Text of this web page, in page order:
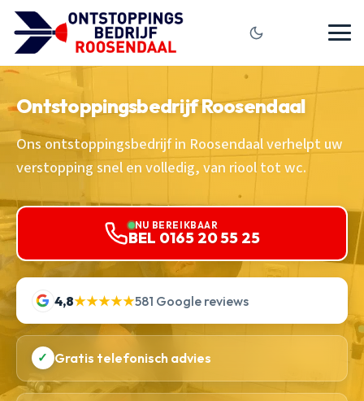
Ontstoppingsbedrijf Roosendaal
Ons ontstoppingsbedrijf in Roosendaal verhelpt uw
verstopping snel en volledig, van riool tot wc.
NU BEREIKBAAR
BEL 0165 20 55 25
4,8★★★★★581 Google reviews
✓ Gratis telefonisch advies